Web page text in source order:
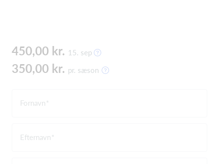
450,00 kr. 15. sep
350,00 kr. pr. sæson
Fornavn
Efternavn